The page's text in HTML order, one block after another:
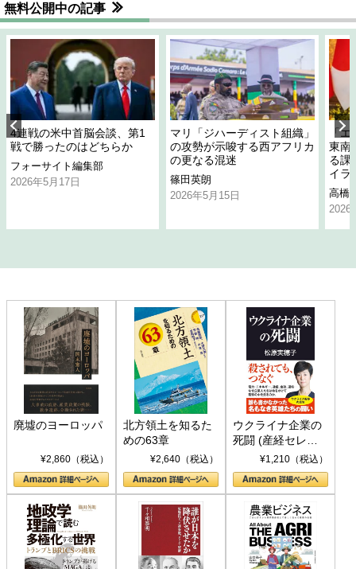
無料公開中の記事
4連戦の米中首脳会談、第1
戦で勝ったのはどちらか
フォーサイト編集部
2026年5月17日
マリ「ジハーディスト組織」
の攻勢が示唆する西アフリカ
の更なる混迷
篠田英朗
2026年5月15日
「
東南
る課
イラ
高橋
2026
廃墟のヨーロッパ
¥2,860（税込）
北方領土を知るた
めの63章
¥2,640（税込）
ウクライナ企業の
死闘 (産経セレク
ト S 039)¥1,210（税込）